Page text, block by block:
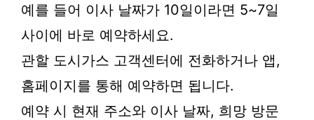
예를 들어 이사 날짜가 10일이라면 5~7일
사이에 바로 예약하세요.
관할 도시가스 고객센터에 전화하거나 앱,
홈페이지를 통해 예약하면 됩니다.
예약 시 현재 주소와 이사 날짜, 희망 방문